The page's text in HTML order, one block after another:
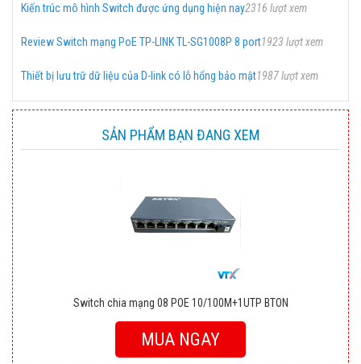
Kiến trúc mô hình Switch được ứng dụng hiện nay2316 lượt xem
Review Switch mạng PoE TP-LINK TL-SG1008P 8 port1923 lượt xem
Thiết bị lưu trữ dữ liệu của D-link có lỗ hổng bảo mật1987 lượt xem
SẢN PHẨM BẠN ĐANG XEM
Switch chia mạng 08 POE 10/100M+1UTP BTON
MUA NGAY